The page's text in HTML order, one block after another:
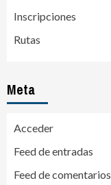
Inscripciones
Rutas
Meta
Acceder
Feed de entradas
Feed de comentarios